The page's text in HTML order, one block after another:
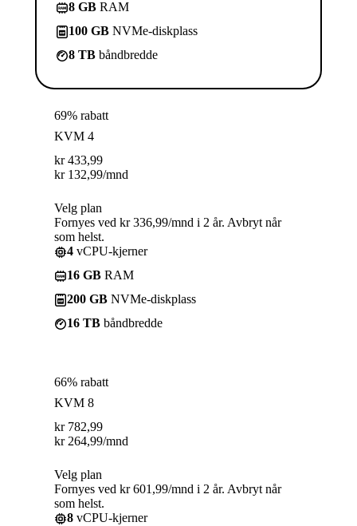
8 GB RAM
100 GB NVMe-diskplass
8 TB båndbredde
69% rabatt
KVM 4
kr 433,99
kr 132,99/mnd
Velg plan
Fornyes ved kr 336,99/mnd i 2 år. Avbryt når
som helst.
4 vCPU-kjerner
16 GB RAM
200 GB NVMe-diskplass
16 TB båndbredde
66% rabatt
KVM 8
kr 782,99
kr 264,99/mnd
Velg plan
Fornyes ved kr 601,99/mnd i 2 år. Avbryt når
som helst.
8 vCPU-kjerner